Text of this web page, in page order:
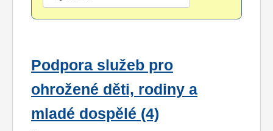
Podpora služeb pro
ohrožené děti, rodiny a
mladé dospělé (4)